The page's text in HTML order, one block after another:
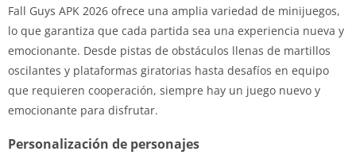
Fall Guys APK 2026 ofrece una amplia variedad de minijuegos,
lo que garantiza que cada partida sea una experiencia nueva y
emocionante. Desde pistas de obstáculos llenas de martillos
oscilantes y plataformas giratorias hasta desafíos en equipo
que requieren cooperación, siempre hay un juego nuevo y
emocionante para disfrutar.
Personalización de personajes